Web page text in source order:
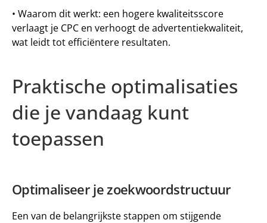
• Waarom dit werkt: een hogere kwaliteitsscore
verlaagt je CPC en verhoogt de advertentiekwaliteit,
wat leidt tot efficiëntere resultaten.
Praktische optimalisaties
die je vandaag kunt
toepassen
Optimaliseer je zoekwoordstructuur
Een van de belangrijkste stappen om stijgende